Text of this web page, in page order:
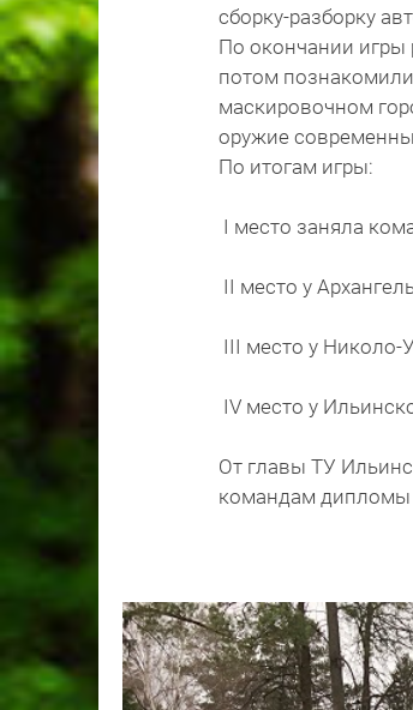
сборку-разборку
По окончании игры
потом
маскировочном
оружие
По итогам игры:
I место заняла
II место у
III место у
IV место у
От главы ТУ
командам дипломы